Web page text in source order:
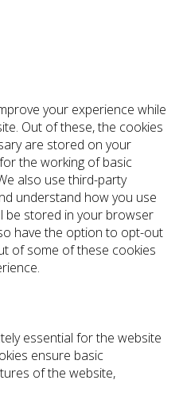
your experience while
Out of these, the cookies
are stored on your
the working of basic
also use third-party
understand how you use
be stored in your browser
have the option to opt-out
of some of these cookies
essential for the website
ensure basic
of the website,